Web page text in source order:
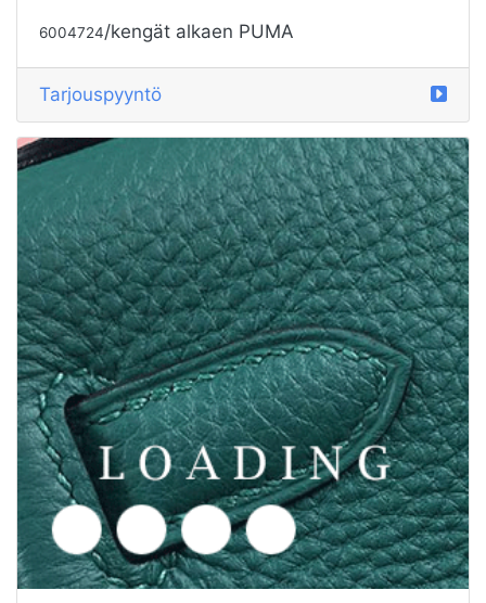
5969644/kengät alkaen PUMA
Tarjouspyyntö